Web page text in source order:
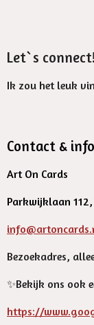
Let`s connect!
Ik zou het leuk
Contact & info
Art On Cards
Parkwijklaan 112,
Bezoekadres,
✨️Bekijk ons ook
https://